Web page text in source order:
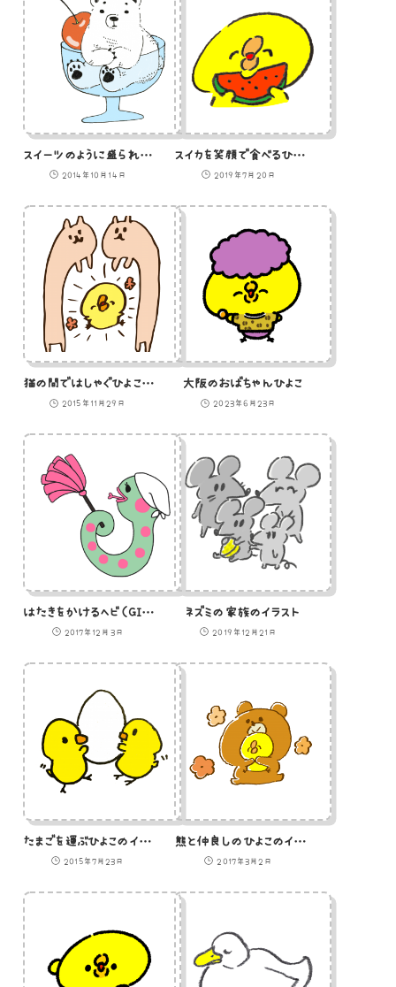
スイーツのように盛られた白熊のイラスト
2014年10月14日
スイカを笑顔で食べるひよこのイラスト
2019年7月20日
猫の間ではしゃぐひよこのイラスト
2015年11月29日
大阪のおばちゃんひよこ
2023年6月23日
はたきをかけるヘビ（GIFアニメ）
2017年12月3日
ネズミの家族のイラスト
2019年12月21日
たまごを運ぶひよこのイラスト
2015年7月23日
熊と仲良しのひよこのイラスト
2017年3月2日